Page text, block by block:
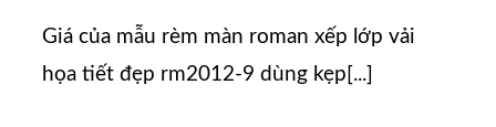
Giá của mẫu rèm màn roman xếp lớp vải
họa tiết đẹp rm2012-9 dùng kẹp[...]